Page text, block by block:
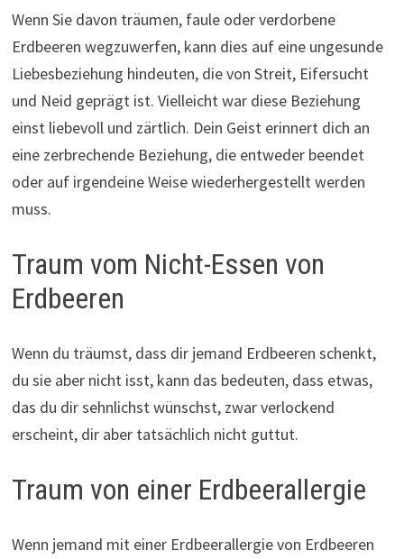
Wenn Sie davon träumen, faule oder verdorbene
Erdbeeren wegzuwerfen, kann dies auf eine ungesunde
Liebesbeziehung hindeuten, die von Streit, Eifersucht
und Neid geprägt ist. Vielleicht war diese Beziehung
einst liebevoll und zärtlich. Dein Geist erinnert dich an
eine zerbrechende Beziehung, die entweder beendet
oder auf irgendeine Weise wiederhergestellt werden
muss.
Traum vom Nicht-Essen von
Erdbeeren
Wenn du träumst, dass dir jemand Erdbeeren schenkt,
du sie aber nicht isst, kann das bedeuten, dass etwas,
das du dir sehnlichst wünschst, zwar verlockend
erscheint, dir aber tatsächlich nicht guttut.
Traum von einer Erdbeerallergie
Wenn jemand mit einer Erdbeerallergie von Erdbeeren